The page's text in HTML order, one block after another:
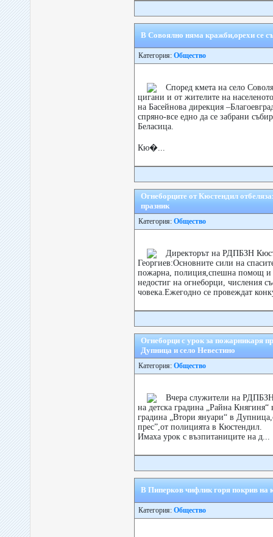
В Совоялно няма кражби,орехи се
Категория: Общество
Според кмета на село
цигани и от жителите на
на Басейнова дирекция
спряно-все едно да се забрани
Беласица.
Кю�...
Огнеборците от Кюстендил
празник
Категория: Общество
Директорът на РДПБЗН
Георгиев:Основните сили на
пожарна, полиция,спешна помощ
недостиг на огнеборци, числения
човека.Ежегодно се провеждат
Огнеборци с урок за пожарникаря
Дупница и село Невестино
Категория: Общество
Вчера служители на
на детска градина „Райна Княгиня“
градина „Втори януари“ в
прес”,от полицията в Кюстендил.
Имаха урок с възпитаниците на д...
В Пиперков чифлик горя покрив на
Категория: Общество